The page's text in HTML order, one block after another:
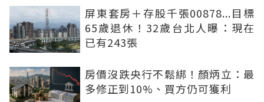
屏東套房＋存股千張00878...目標
65歲退休！32歲台北人曝：現在
已有243張
房價沒跌央行不鬆綁！顏炳立：最
多修正到10%、買方仍可獲利